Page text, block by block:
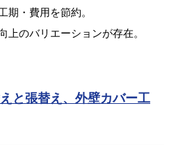
期・費用を節約。
上のバリエーションが存在。
と張替え、外壁カバー工